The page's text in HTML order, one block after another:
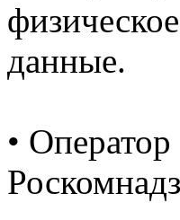
данные.
•